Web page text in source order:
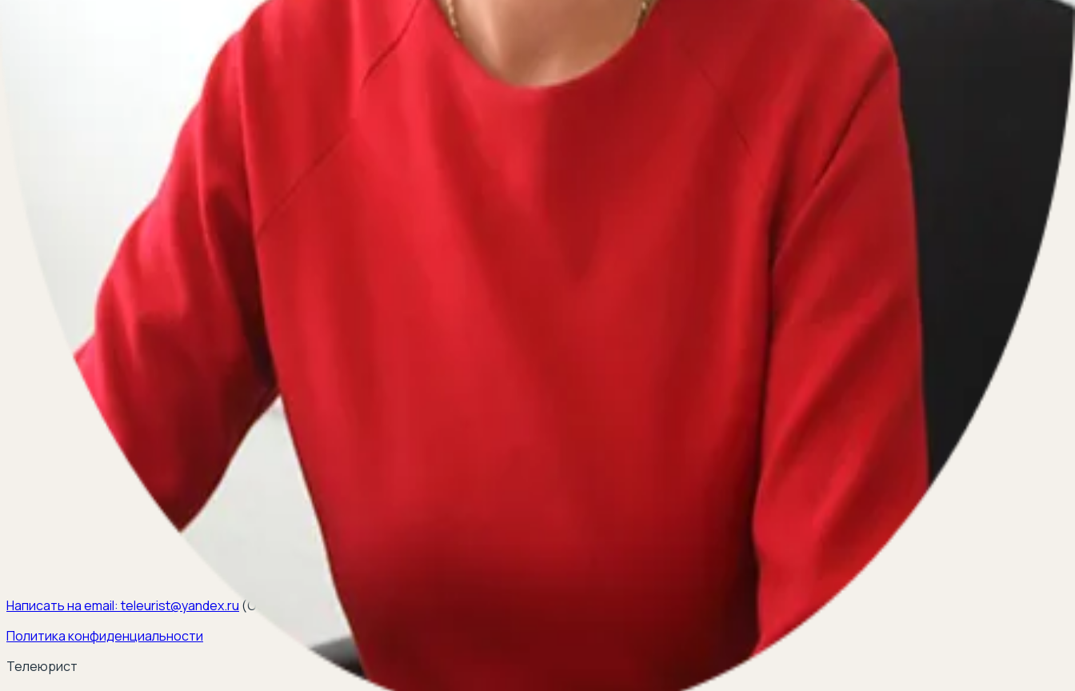
Написать на email: teleurist@yandex.ru (ООО ЭЛКОМ, ИНН 6670334641, ОГРН 1116670009796
Политика конфиденциальности
Телеюрист